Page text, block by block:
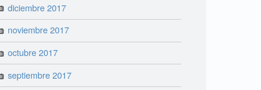
diciembre 2017
noviembre 2017
octubre 2017
septiembre 2017